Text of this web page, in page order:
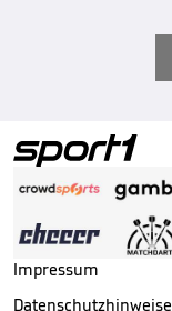
Impressum
Datenschutzhinweise